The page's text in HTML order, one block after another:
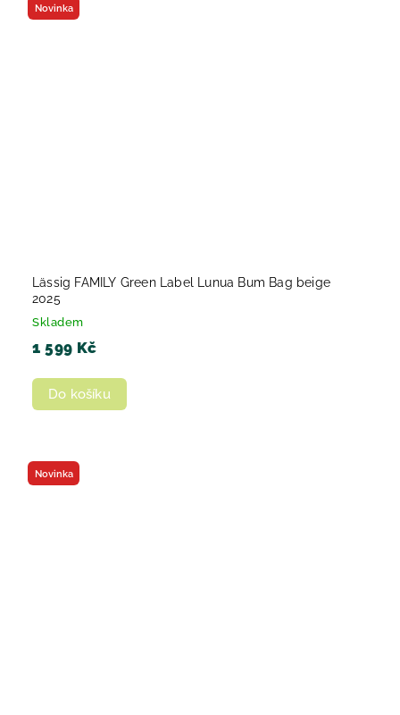
Novinka
Lässig FAMILY Green Label Lunua Bum Bag beige
2025
Skladem
1 599 Kč
Do košíku
Novinka